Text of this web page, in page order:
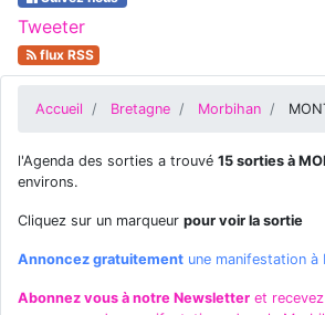
Tweeter
flux RSS
Accueil Bretagne Morbihan
l'Agenda des sorties a trouvé 15 sorties à
environs.
Cliquez sur un marqueur pour voir la sortie
Annoncez gratuitement une manifestation à
Abonnez vous à notre Newsletter et